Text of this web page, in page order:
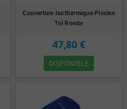
Couverture Isothermique Piscine
Toi Ronde
47,80 €
DISPONIBLE